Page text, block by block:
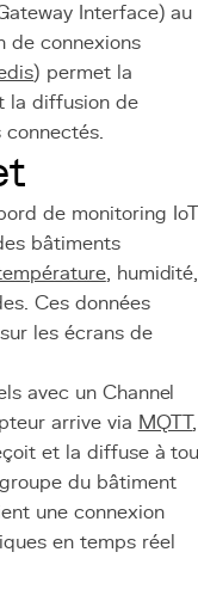
Interface) au
de connexions
) permet la
la diffusion de
connectés.
de monitoring
bâtiments
, humidité,
Ces données
les écrans de
avec un Channel
arrive via MQTT,
et la diffuse à
du bâtiment
une connexion
en temps réel